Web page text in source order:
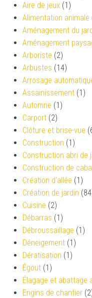
Aire de jeux (1)
Alimentation animale
Aménagement du
Aménagement
Arboriste (2)
Arbustes (14)
Arrosage
Assainissement (1)
Automne (1)
Carport (2)
Clôture et brise-vue
Construction (1)
Construction abri de
Construction de
Création d’allée (1)
Création de jardin
Cuisine (2)
Débarras (1)
Débroussaillage (1)
Déneigement (1)
Dératisation (1)
Égout (1)
Élagage et abattage
Engins de chantier